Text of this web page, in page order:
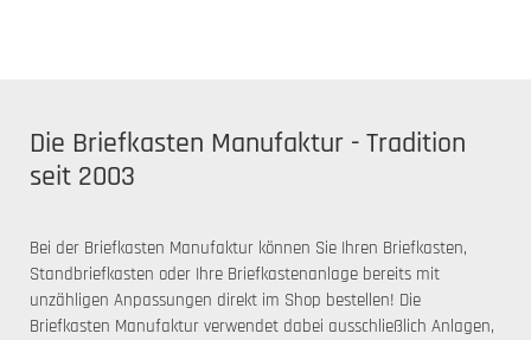
Die Briefkasten Manufaktur - Tradition
seit 2003
Bei der Briefkasten Manufaktur können Sie Ihren Briefkasten,
Standbriefkasten oder Ihre Briefkastenanlage bereits mit
unzähligen Anpassungen direkt im Shop bestellen! Die
Briefkasten Manufaktur verwendet dabei ausschließlich Anlagen,